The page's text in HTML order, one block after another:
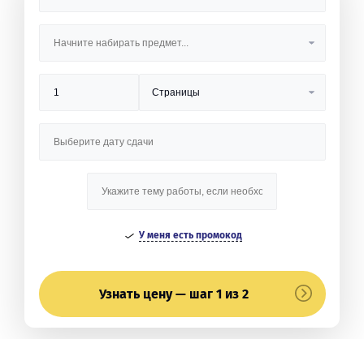
У меня есть промокод
Узнать цену — шаг 1 из 2